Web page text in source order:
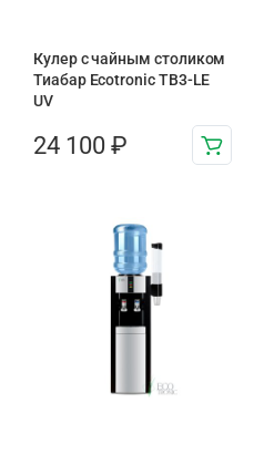
Кулер с чайным столиком
Тиабар Ecotronic TB3-LE
UV
24 100 ₽